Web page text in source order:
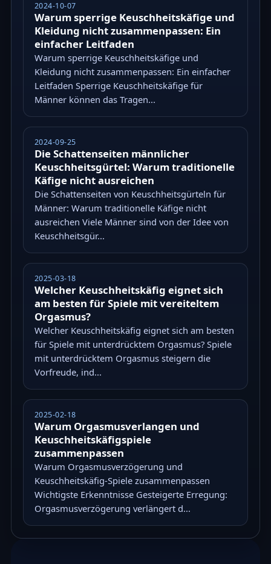
2024-10-07
Warum sperrige Keuschheitskäfige und
Kleidung nicht zusammenpassen: Ein
einfacher Leitfaden
Warum sperrige Keuschheitskäfige und
Kleidung nicht zusammenpassen: Ein einfacher
Leitfaden Sperrige Keuschheitskäfige für
Männer können das Tragen...
2024-09-25
Die Schattenseiten männlicher
Keuschheitsgürtel: Warum traditionelle
Käfige nicht ausreichen
Die Schattenseiten von Keuschheitsgürteln für
Männer: Warum traditionelle Käfige nicht
ausreichen Viele Männer sind von der Idee von
Keuschheitsgür...
2025-03-18
Welcher Keuschheitskäfig eignet sich
am besten für Spiele mit vereiteltem
Orgasmus?
Welcher Keuschheitskäfig eignet sich am besten
für Spiele mit unterdrücktem Orgasmus? Spiele
mit unterdrücktem Orgasmus steigern die
Vorfreude, ind...
2025-02-18
Warum Orgasmusverlangen und
Keuschheitskäfigspiele
zusammenpassen
Warum Orgasmusverzögerung und
Keuschheitskäfig-Spiele zusammenpassen
Wichtigste Erkenntnisse Gesteigerte Erregung:
Orgasmusverzögerung verlängert d...